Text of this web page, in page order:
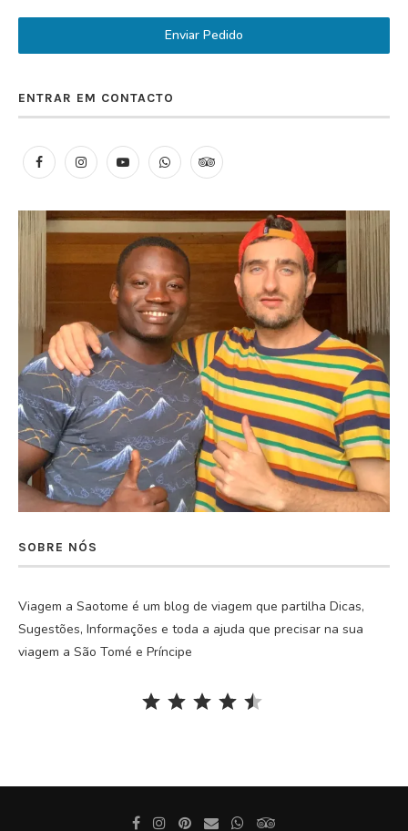
Enviar Pedido
ENTRAR EM CONTACTO
SOBRE NÓS
Viagem a Saotome é um blog de viagem que partilha Dicas,
Sugestões, Informações e toda a ajuda que precisar na sua
viagem a São Tomé e Príncipe